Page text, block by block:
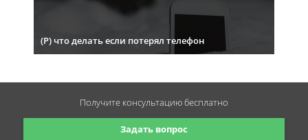
(Р) что делать если потерял телефон
Задать вопрос
Получите консультациюбесплатно